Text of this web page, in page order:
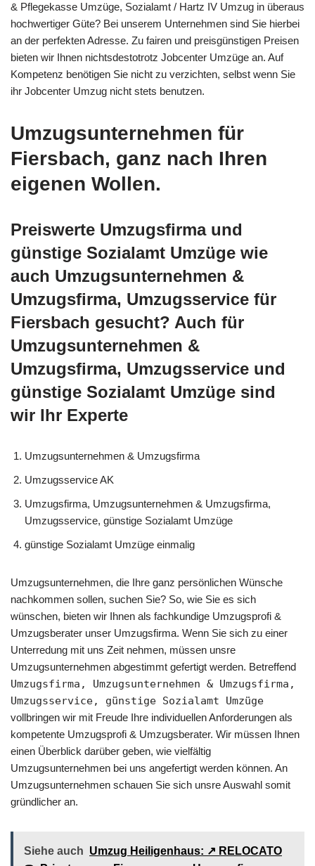
& Pflegekasse Umzüge, Sozialamt / Hartz IV Umzug in überaus
hochwertiger Güte? Bei unserem Unternehmen sind Sie hierbei
an der perfekten Adresse. Zu fairen und preisgünstigen Preisen
bieten wir Ihnen nichtsdestotrotz Jobcenter Umzüge an. Auf
Kompetenz benötigen Sie nicht zu verzichten, selbst wenn Sie
ihr Jobcenter Umzug nicht stets benutzen.
Umzugsunternehmen für
Fiersbach, ganz nach Ihren
eigenen Wollen.
Preiswerte Umzugsfirma und
günstige Sozialamt Umzüge wie
auch Umzugsunternehmen &
Umzugsfirma, Umzugsservice für
Fiersbach gesucht? Auch für
Umzugsunternehmen &
Umzugsfirma, Umzugsservice und
günstige Sozialamt Umzüge sind
wir Ihr Experte
Umzugsunternehmen & Umzugsfirma
Umzugsservice AK
Umzugsfirma, Umzugsunternehmen & Umzugsfirma,
Umzugsservice, günstige Sozialamt Umzüge
günstige Sozialamt Umzüge einmalig
Umzugsunternehmen, die Ihre ganz persönlichen Wünsche
nachkommen sollen, suchen Sie? So, wie Sie es sich
wünschen, bieten wir Ihnen als fachkundige Umzugsprofi &
Umzugsberater unser Umzugsfirma. Wenn Sie sich zu einer
Unterredung mit uns Zeit nehmen, müssen unsre
Umzugsunternehmen abgestimmt gefertigt werden. Betreffend
Umzugsfirma, Umzugsunternehmen & Umzugsfirma,
Umzugsservice, günstige Sozialamt Umzüge
vollbringen wir mit Freude Ihre individuellen Anforderungen als
kompetente Umzugsprofi & Umzugsberater. Wir müssen Ihnen
einen Überblick darüber geben, wie vielfältig
Umzugsunternehmen bei uns angefertigt werden können. An
Umzugsunternehmen schauen Sie sich unsre Auswahl somit
gründlicher an.
Siehe auch Umzug Heiligenhaus: ↗️ RELOCATO